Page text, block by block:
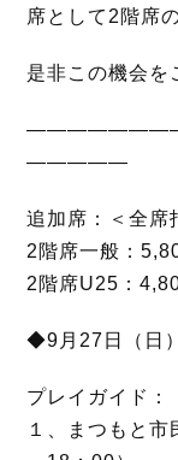
b
o
t
r
席として2階席
是非この機会を
—————
追加席：＜全席
2階席一般：
2階席U25：
◆9月27日（日
プレイガイド：
１、まつもと